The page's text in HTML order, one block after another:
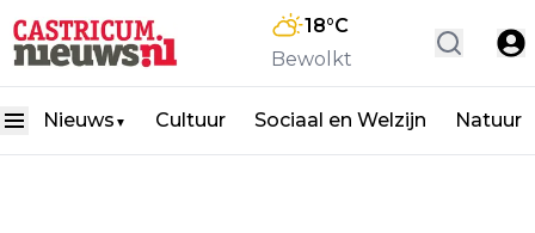
18°C
Bewolkt
Nieuws ▼ Cultuur Sociaal en Welzijn Natuur